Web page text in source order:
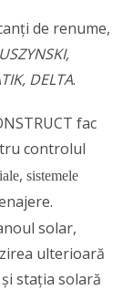
de renume,
DELTA.
fac
controlul
, sistemele
solar,
ulterioară
staţia solară